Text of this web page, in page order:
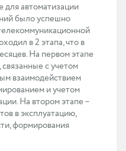
автоматизации
было успешно
в 2 этапа, что в
На первом этапе
с учетом
взаимодействием
и учетом
На втором этапе –
в эксплуатацию,
формирования